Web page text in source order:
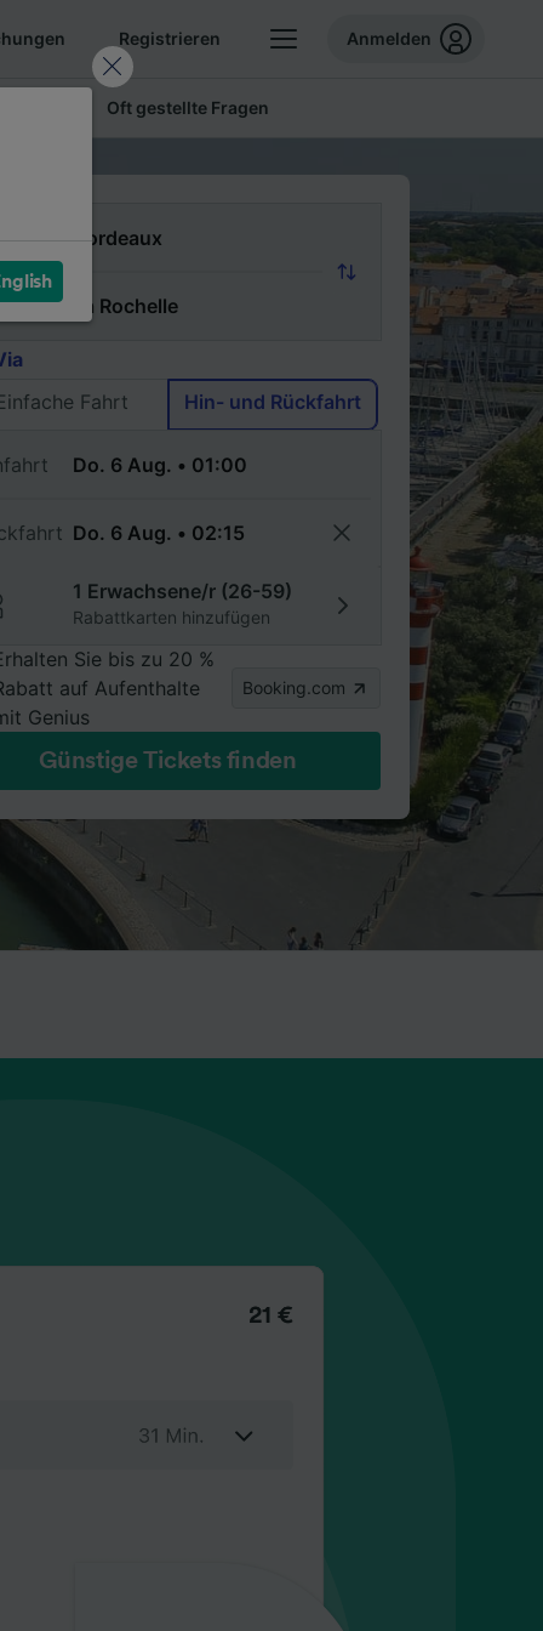
Registrieren Anmelden
Oft gestellte Fragen
Fahrt
Hin- und Rückfahrt
1 Erwachsene/r (26-59)
Rabattkarten hinzufügen
Sie bis zu 20 %
auf Aufenthalte
Genius
Booking.com
Günstige Tickets finden